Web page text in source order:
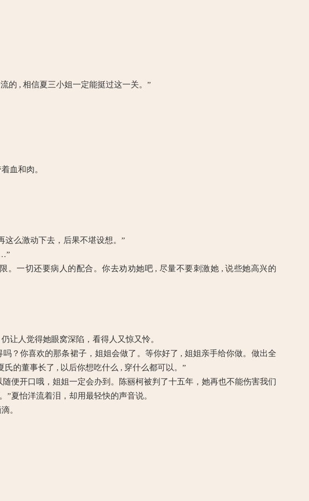
, 相信夏三小姐一定能挺过这一关。”
血和肉。
么激动下去，后果不堪设想。”
一切还要病人的配合。你去劝劝她吧 , 尽量不要刺激她 , 说些她高兴的
人觉得她眼窝深陷，看得人又惊又怜。
你喜欢的那条裙子，姐姐会做了。等你好了 , 姐姐亲手给你做。做出全
的董事长了 , 以后你想吃什么 , 穿什么都可以。”
开口哦，姐姐一定会办到。陈丽柯被判了十五年，她再也不能伤害我们
夏怡洋流着泪，却用最轻快的声音说。
。